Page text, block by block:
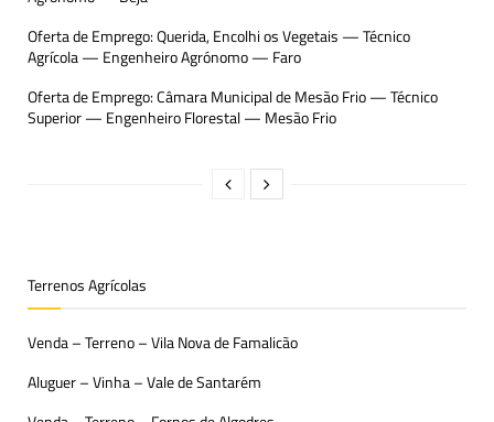
Oferta de Emprego: Querida, Encolhi os Vegetais — Técnico
Agrícola — Engenheiro Agrónomo — Faro
Oferta de Emprego: Câmara Municipal de Mesão Frio — Técnico
Superior — Engenheiro Florestal — Mesão Frio
Terrenos Agrícolas
Venda – Terreno – Vila Nova de Famalicão
Aluguer – Vinha – Vale de Santarém